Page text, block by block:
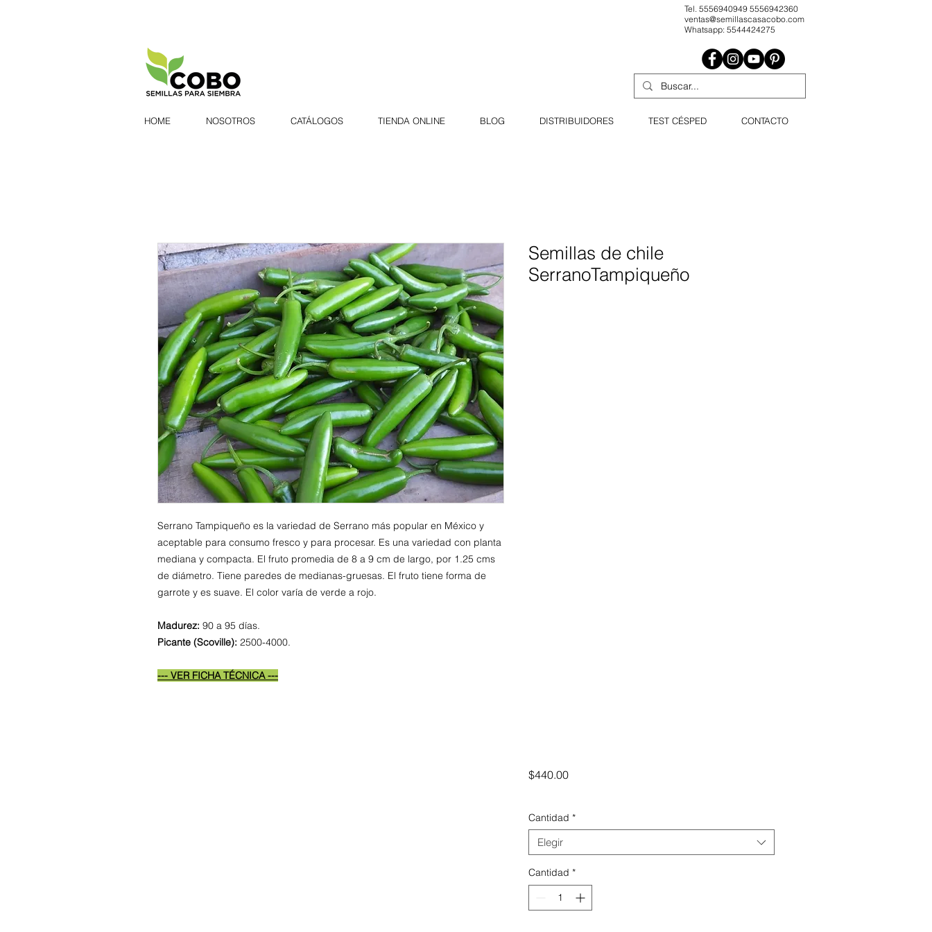
Tel. 5556940949 5556942360
ventas@semillascasacobo.com
Whatsapp: 5544424275
HOME NOSOTROS CATÁLOGOS TIENDA ONLINE BLOG DISTRIBUIDORES TEST CÉSPED CONTACTO
Serrano Tampiqueño es la variedad de Serrano más popular en México y
aceptable para consumo fresco y para procesar. Es una variedad con planta
mediana y compacta. El fruto promedia de 8 a 9 cm de largo, por 1.25 cms
de diámetro. Tiene paredes de medianas-gruesas. El fruto tiene forma de
garrote y es suave. El color varía de verde a rojo.
Madurez: 90 a 95 días.
Picante (Scoville): 2500-4000.
--- VER FICHA TÉCNICA ---
Semillas de chile
SerranoTampiqueño
$440.00Precio
Cantidad *
Elegir
Cantidad *